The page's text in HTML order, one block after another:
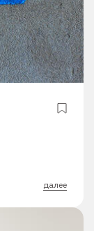
далее